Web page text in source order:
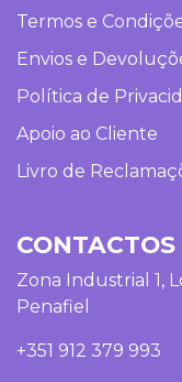
Termos e
Envios e
Política de
Apoio ao Cliente
Livro de
CONTACTOS
Zona Industrial 1,
Penafiel
+351 912 379 993